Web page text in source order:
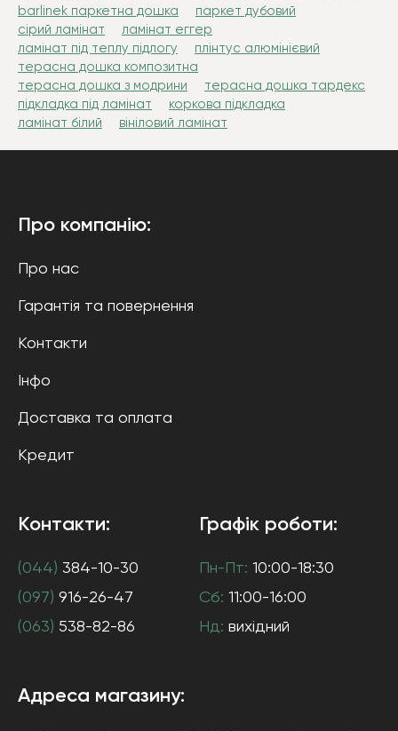
barlinek паркетна дошка
паркет дубовий
сірий ламінат
ламінат еггер
ламінат під теплу підлогу
плінтус алюмінієвий
терасна дошка композитна
терасна дошка з модрини
терасна дошка тардекс
підкладка під ламінат
коркова підкладка
ламінат білий
вініловий ламінат
Про компанію:
Про нас
Гарантія та повернення
Контакти
Інфо
Доставка та оплата
Кредит
Контакти:
(044) 384-10-30
(097) 916-26-47
(063) 538-82-86
Графік роботи:
Пн-Пт: 10:00-18:30
Сб: 11:00-16:00
Нд: вихідний
Адреса магазину: